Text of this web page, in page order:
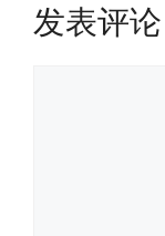
发表评论